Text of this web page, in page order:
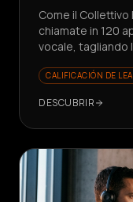
Come il
chiamate in 120
vocale, tagliando
CALIFICACIÓN DE
DESCUBRIR